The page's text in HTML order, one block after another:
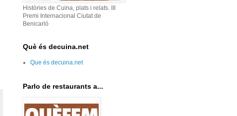
Històries de Cuina, plats i relats. III
Premi Internacional Ciutat de
Benicarló
Què és decuina.net
Que és decuina.net
Parlo de restaurants a...